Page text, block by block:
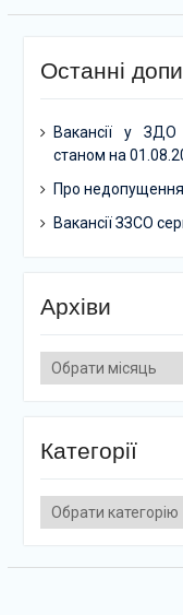
Останні
Вакансії у ЗДО
станом на
Про недопущення
Вакансії ЗЗСО
Архіви
Архіви
Категорії
Категорії